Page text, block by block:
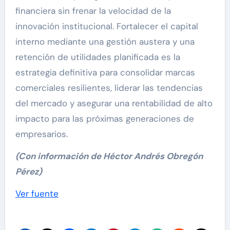
financiera sin frenar la velocidad de la
innovación institucional. Fortalecer el capital
interno mediante una gestión austera y una
retención de utilidades planificada es la
estrategia definitiva para consolidar marcas
comerciales resilientes, liderar las tendencias
del mercado y asegurar una rentabilidad de alto
impacto para las próximas generaciones de
empresarios.
(Con información de Héctor Andrés Obregón
Pérez)
Navegación
Ver fuente